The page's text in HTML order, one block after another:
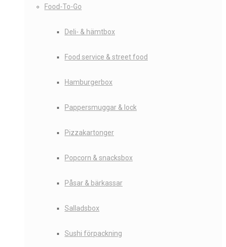
Food-To-Go
Deli- & hämtbox
Food service & street food
Hamburgerbox
Pappersmuggar & lock
Pizzakartonger
Popcorn & snacksbox
Påsar & bärkassar
Salladsbox
Sushi förpackning